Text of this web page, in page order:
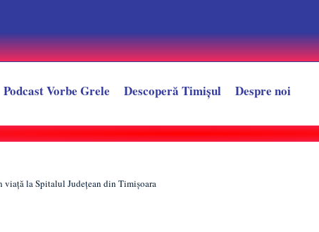
Podcast Vorbe Grele Descoperă Timișul Despre noi
înghițit de flăcări. VIDEO
la Spitalul Județean din Timișoara